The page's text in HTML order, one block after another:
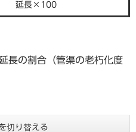
延長×100
長の割合（管渠の老朽化度
切り替える